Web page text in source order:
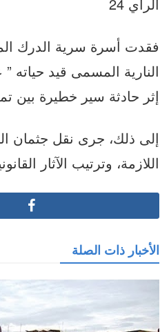
فقدت أسرة سرية الدرك
النارية المسمى قيد حياته
إثر حادثة سير خطيرة بين
إلى ذلك، جرى نقل جثمان
اللازمة، وترتيب الآثار
الأخبار ذات الصلة